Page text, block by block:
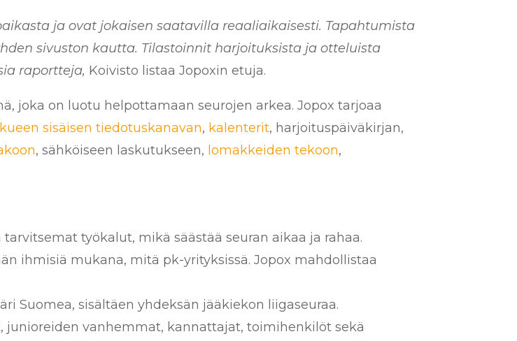
ja ovat jokaisen saatavilla reaaliaikaisesti. Tapahtumista
sivuston kautta. Tilastoinnit harjoituksista ja otteluista
raportteja, Koivisto listaa Jopoxin etuja.
joka on luotu helpottamaan seurojen arkea. Jopox tarjoaa
sisäisen tiedotuskanavan, kalenterit, harjoituspäiväkirjan,
, sähköiseen laskutukseen, lomakkeiden tekoon,
työkalut, mikä säästää seuran aikaa ja rahaa.
ihmisiä mukana, mitä pk-yrityksissä. Jopox mahdollistaa
Suomea, sisältäen yhdeksän jääkiekon liigaseuraa.
junioreiden vanhemmat, kannattajat, toimihenkilöt sekä